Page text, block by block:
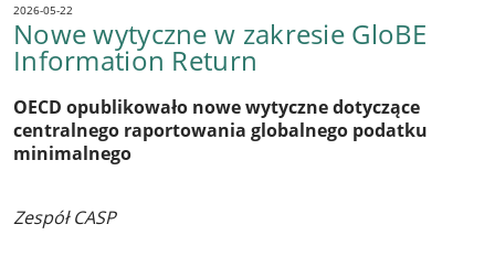
2026-05-22
Nowe wytyczne w zakresie GloBE
Information Return
OECD opublikowało nowe wytyczne dotyczące
centralnego raportowania globalnego podatku
minimalnego
Zespół CASP